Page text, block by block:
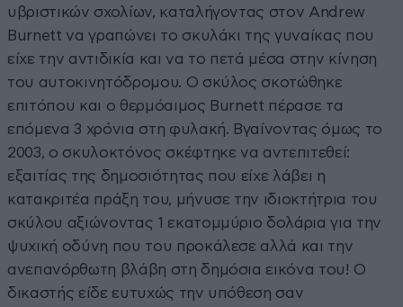
υβριστικών σχολίων, καταλήγοντας στον Andrew
Burnett να γραπώνει το σκυλάκι της γυναίκας που
είχε την αντιδικία και να το πετά μέσα στην κίνηση
του αυτοκινητόδρομου. Ο σκύλος σκοτώθηκε
επιτόπου και ο θερμόαιμος Burnett πέρασε τα
επόμενα 3 χρόνια στη φυλακή. Βγαίνοντας όμως το
2003, ο σκυλοκτόνος σκέφτηκε να αντεπιτεθεί:
εξαιτίας της δημοσιότητας που είχε λάβει η
κατακριτέα πράξη του, μήνυσε την ιδιοκτήτρια του
σκύλου αξιώνοντας 1 εκατομμύριο δολάρια για την
ψυχική οδύνη που του προκάλεσε αλλά και την
ανεπανόρθωτη βλάβη στη δημόσια εικόνα του! Ο
δικαστής είδε ευτυχώς την υπόθεση σαν